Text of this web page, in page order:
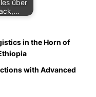
über
in the Horn of
with Advanced